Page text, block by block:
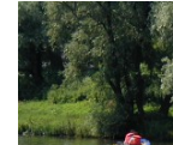
HISTORIE
SOUČASNOST